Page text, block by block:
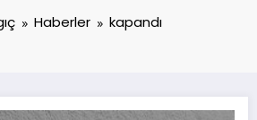
Haberler kapandı